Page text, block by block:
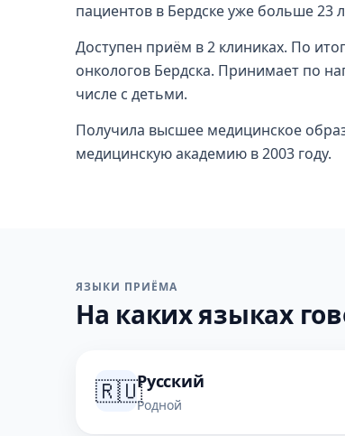
пациентов в Бердске уже больше 23
Доступен приём в 2 клиниках. По
онкологов Бердска. Принимает по
числе с детьми.
Получила высшее медицинское
медицинскую академию в 2003 году.
ЯЗЫКИ ПРИЁМА
На каких языках
🇷🇺Русский
Родной